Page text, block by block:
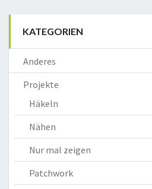
KATEGORIEN
Anderes
Projekte
Häkeln
Nähen
Nur mal zeigen
Patchwork